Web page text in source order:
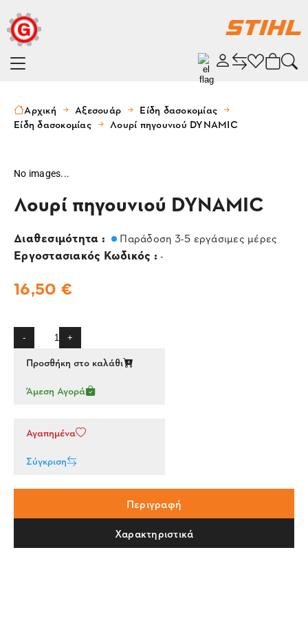
Αρχική Αξεσουάρ
Είδη δασοκομίας
Είδη δασοκομίας
Λουρί πηγουνιού DYNAMIC
No images...
Λουρί πηγουνιού DYNAMIC
Διαθεσιμότητα : Παράδοση 3-5 εργάσιμες μέρες
Εργοστασιακός Κωδικός : -
16,50 €
- +
Προσθήκη στο καλάθι
Άμεση Αγορά
Αγαπημένα
Σύγκριση
Περιγραφή
Χαρακτηριστικά